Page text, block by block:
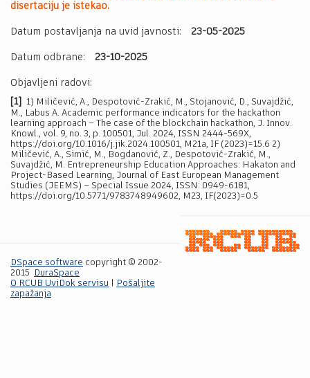
disertaciju je istekao.
Datum postavljanja na uvid javnosti: 23-05-2025
Datum odbrane: 23-10-2025
Objavljeni radovi:
[1]
1) Miličević, A., Despotović-Zrakić, M., Stojanović, D., Suvajdžić,
M., Labus A. Academic performance indicators for the hackathon
learning approach – The case of the blockchain hackathon, J. Innov.
Knowl., vol. 9, no. 3, p. 100501, Jul. 2024, ISSN 2444-569X,
https://doi.org/10.1016/j.jik.2024.100501, M21a, IF (2023)=15.6 2)
Miličević, A., Simić, M., Bogdanović, Z., Despotović-Zrakić, M.,
Suvajdžić, M. Entrepreneurship Education Approaches: Hakaton and
Project-Based Learning, Journal of East European Management
Studies (JEEMS) – Special Issue 2024, ISSN: 0949-6181,
https://doi.org/10.5771/9783748949602, M23, IF(2023)=0.5
DSpace software copyright © 2002-
2015
DuraSpace
O RCUB UviDok servisu
Pošaljite
zapažanja